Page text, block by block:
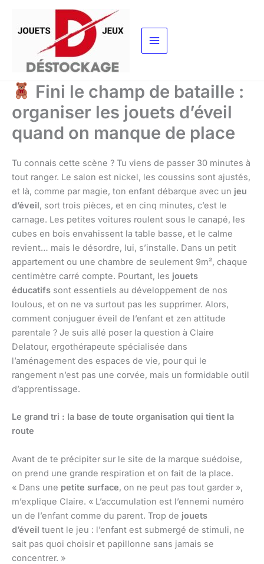
contenu
Fini le champ de bataille :
organiser les jouets d’éveil
quand on manque de place
Tu connais cette scène ? Tu viens de passer 30 minutes à
tout ranger. Le salon est nickel, les coussins sont ajustés,
et là, comme par magie, ton enfant débarque avec un jeu
d’éveil, sort trois pièces, et en cinq minutes, c’est le
carnage. Les petites voitures roulent sous le canapé, les
cubes en bois envahissent la table basse, et le calme
revient… mais le désordre, lui, s’installe. Dans un petit
appartement ou une chambre de seulement 9m², chaque
centimètre carré compte. Pourtant, les jouets
éducatifs sont essentiels au développement de nos
loulous, et on ne va surtout pas les supprimer. Alors,
comment conjuguer éveil de l’enfant et zen attitude
parentale ? Je suis allé poser la question à Claire
Delatour, ergothérapeute spécialisée dans
l’aménagement des espaces de vie, pour qui le
rangement n’est pas une corvée, mais un formidable outil
d’apprentissage.
Le grand tri : la base de toute organisation qui tient la
route
Avant de te précipiter sur le site de la marque suédoise,
on prend une grande respiration et on fait de la place.
« Dans une petite surface, on ne peut pas tout garder »,
m’explique Claire. « L’accumulation est l’ennemi numéro
un de l’enfant comme du parent. Trop de jouets
d’éveil tuent le jeu : l’enfant est submergé de stimuli, ne
sait pas quoi choisir et papillonne sans jamais se
concentrer. »